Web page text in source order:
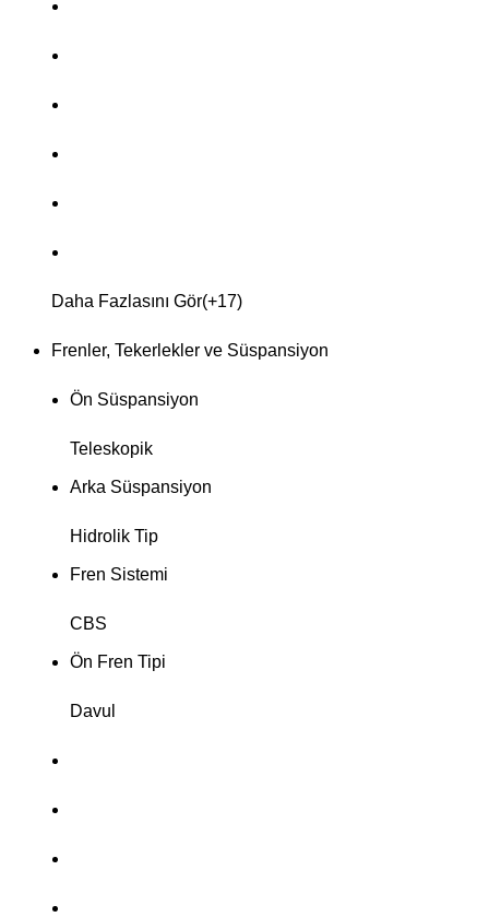
Daha Fazlasını Gör(+17)
Frenler, Tekerlekler ve Süspansiyon
Ön Süspansiyon
Teleskopik
Arka Süspansiyon
Hidrolik Tip
Fren Sistemi
CBS
Ön Fren Tipi
Davul